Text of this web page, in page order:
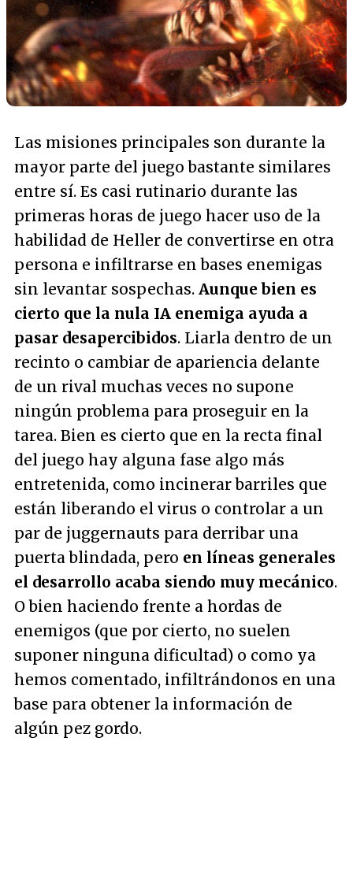
Las misiones principales son durante la
mayor parte del juego bastante similares
entre sí. Es casi rutinario durante las
primeras horas de juego hacer uso de la
habilidad de Heller de convertirse en otra
persona e infiltrarse en bases enemigas
sin levantar sospechas. Aunque bien es
cierto que la nula IA enemiga ayuda a
pasar desapercibidos. Liarla dentro de un
recinto o cambiar de apariencia delante
de un rival muchas veces no supone
ningún problema para proseguir en la
tarea. Bien es cierto que en la recta final
del juego hay alguna fase algo más
entretenida, como incinerar barriles que
están liberando el virus o controlar a un
par de juggernauts para derribar una
puerta blindada, pero en líneas generales
el desarrollo acaba siendo muy mecánico.
O bien haciendo frente a hordas de
enemigos (que por cierto, no suelen
suponer ninguna dificultad) o como ya
hemos comentado, infiltrándonos en una
base para obtener la información de
algún pez gordo.